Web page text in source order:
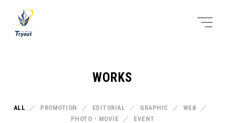
WORKS
ALL PROMOTION EDITORIAL GRAPHIC
WEB
PHOTO・MOVIE
EVENT